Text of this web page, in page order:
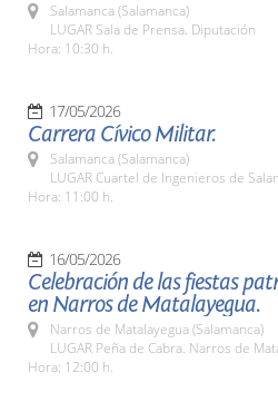
Salamanca (Salamanca)
LUGAR Sala de Prensa. Diputación
Hora: 10:30 h.
17/05/2026
Carrera Cívico Militar.
Salamanca (Salamanca)
LUGAR Cuartel de Ingenieros de
Hora: 11:00 h.
16/05/2026
Celebración de las fiestas
en Narros de Matalayegua.
Narros de Matalayegua (Salamanca)
LUGAR Peña de Cabra. Narros de
Hora: 12:00 h.